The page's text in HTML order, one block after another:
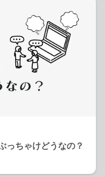
っちゃけどうなの？